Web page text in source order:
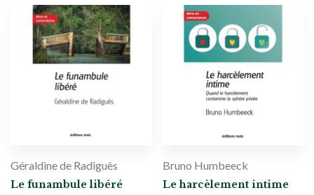
Géraldine de Radiguès
Le funambule libéré
Bruno Humbeeck
Le harcèlement intime